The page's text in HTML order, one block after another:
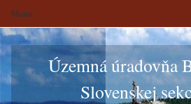
Územná úradovňa
Slovenskej
Menu